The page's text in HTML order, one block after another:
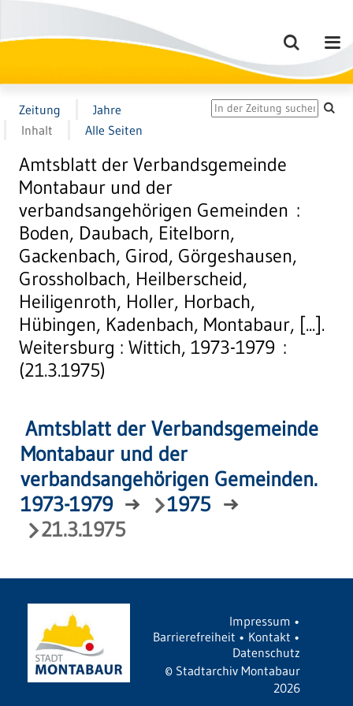
Zeitung
Jahre
Inhalt
Alle Seiten
Amtsblatt der Verbandsgemeinde
Montabaur und der
verbandsangehörigen Gemeinden :
Boden, Daubach, Eitelborn,
Gackenbach, Girod, Görgeshausen,
Grossholbach, Heilberscheid,
Heiligenroth, Holler, Horbach,
Hübingen, Kadenbach, Montabaur, [...].
Weitersburg : Wittich, 1973-1979 :
(21.3.1975)
Amtsblatt der Verbandsgemeinde
Montabaur und der
verbandsangehörigen Gemeinden.
1973-1979 → 1975 →
21.3.1975
Impressum •
Barrierefreiheit • Kontakt •
Datenschutz
© Stadtarchiv Montabaur
2026